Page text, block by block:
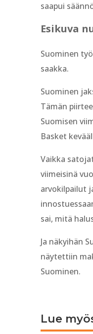
saapui
Esikuva
Suominen
saakka.
Suominen
Tämän
Suomisen
Basket
Vaikka
viimeisinä
arvokilpailut
sai, mitä
Ja näkyihän
näytettiin
Suominen.
Lue